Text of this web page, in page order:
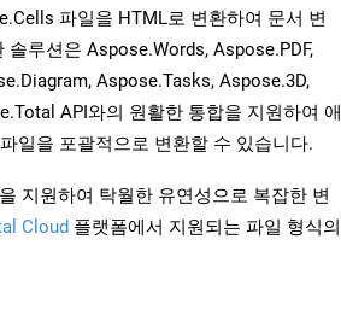
파일을 HTML로 변환하여 문서 변
루션은 Aspose.Words, Aspose.PDF,
Aspose.Tasks, Aspose.3D,
API와의 원활한 통합을 지원하여 애
일을 포괄적으로 변환할 수 있습니다.
지원하여 탁월한 유연성으로 복잡한 변
Cloud 플랫폼에서 지원되는 파일 형식의